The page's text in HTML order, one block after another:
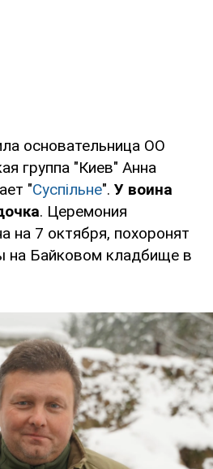
основательница ОО
группа "Киев" Анна
"Суспільне". У воина
. Церемония
на 7 октября, похоронят
на Байковом кладбище в